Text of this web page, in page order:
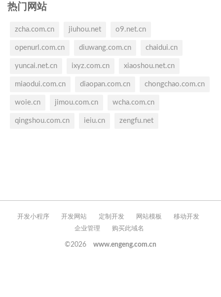
热门网站
zcha.com.cn jiuhou.net o9.net.cn
openurl.com.cn diuwang.com.cn chaidui.cn
yuncai.net.cn ixyz.com.cn xiaoshou.net.cn
miaodui.com.cn diaopan.com.cn chongchao.com.cn
woie.cn jimou.com.cn wcha.com.cn
qingshou.com.cn ieiu.cn zengfu.net
开发小程序 开发网站 定制开发 网站模板
移动开发
企业管理
购买此域名
©2026 www.engeng.com.cn